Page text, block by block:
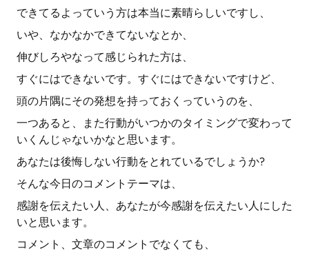
できてるよっていう方は本当に素晴らしいですし、
いや、なかなかできてないなとか、
伸びしろやなって感じられた方は、
すぐにはできないです。すぐにはできないですけど、
頭の片隅にその発想を持っておくっていうのを、
一つあると、また行動がいつかのタイミングで変わって
いくんじゃないかなと思います。
あなたは後悔しない行動をとれているでしょうか?
そんな今日のコメントテーマは、
感謝を伝えたい人、あなたが今感謝を伝えたい人にした
いと思います。
コメント、文章のコメントでなくても、